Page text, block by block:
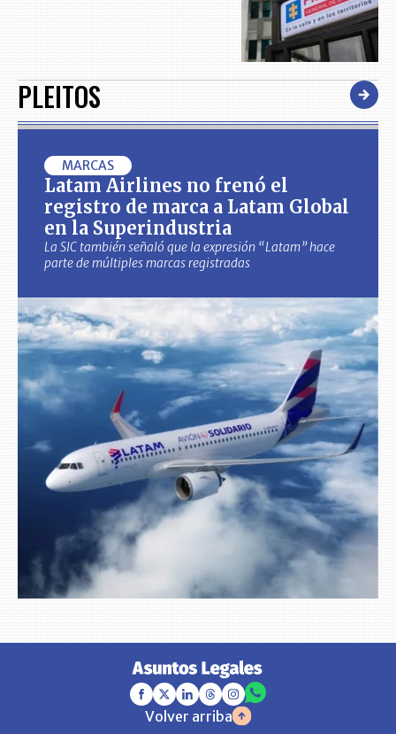
PLEITOS
MARCAS
Latam Airlines no frenó el
registro de marca a Latam Global
en la Superindustria
La SIC también señaló que la expresión “Latam” hace
parte de múltiples marcas registradas
Volver arriba